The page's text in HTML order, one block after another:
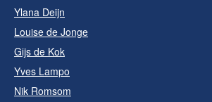
Ylana Deijn
Louise de Jonge
Gijs de Kok
Yves Lampo
Nik Romsom